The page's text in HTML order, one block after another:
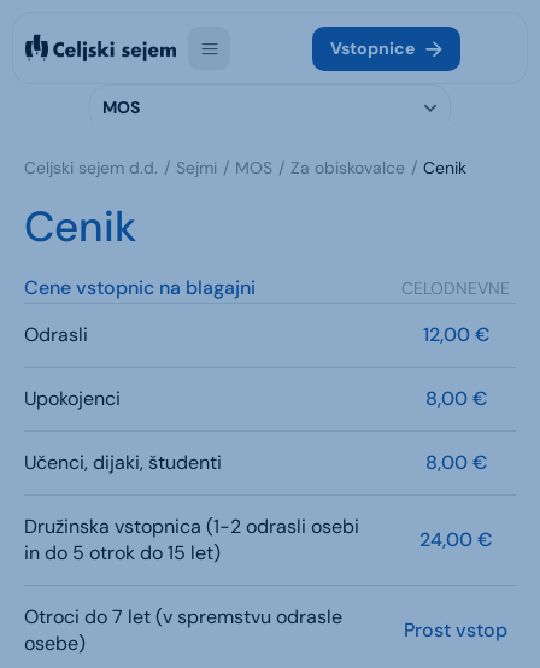
Vstopnice
MOS
Celjski sejem d.d. Sejmi MOS Za obiskovalce Cenik
Cenik
Cene vstopnic na blagajni CELODNEVNE
Odrasli 12,00 €
Upokojenci 8,00 €
Učenci, dijaki, študenti 8,00 €
Družinska vstopnica (1-2 odrasli osebi
in do 5 otrok do 15 let)
24,00 €
Otroci do 7 let (v spremstvu odrasle
osebe)
Prost vstop